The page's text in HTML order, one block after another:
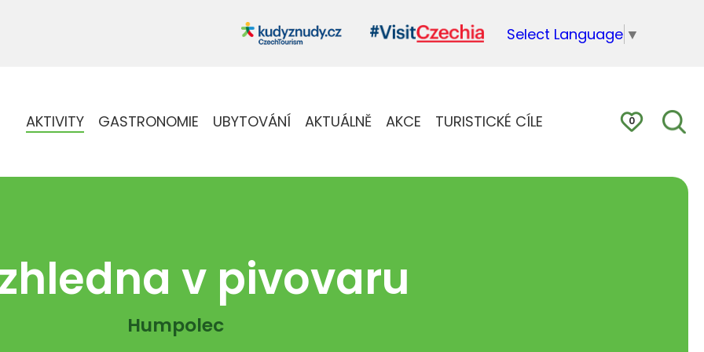
Select Language ▼
AKTIVITY GASTRONOMIE UBYTOVÁNÍ AKTUÁLNĚ AKCE TURISTICKÉ CÍLE 0
v pivovaru
Humpolec